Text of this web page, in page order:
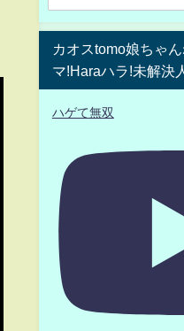
カオスtomo娘ちゃ
マ!Haraハラ!未解決
ハゲて無双